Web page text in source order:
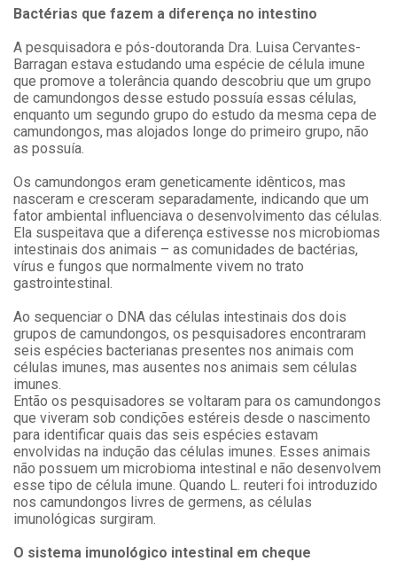
Bactérias que fazem a diferença no intestino
A pesquisadora e pós-doutoranda Dra. Luisa Cervantes-
Barragan estava estudando uma espécie de célula imune
que promove a tolerância quando descobriu que um grupo
de camundongos desse estudo possuía essas células,
enquanto um segundo grupo do estudo da mesma cepa de
camundongos, mas alojados longe do primeiro grupo, não
as possuía.
Os camundongos eram geneticamente idênticos, mas
nasceram e cresceram separadamente, indicando que um
fator ambiental influenciava o desenvolvimento das células.
Ela suspeitava que a diferença estivesse nos microbiomas
intestinais dos animais – as comunidades de bactérias,
vírus e fungos que normalmente vivem no trato
gastrointestinal.
Ao sequenciar o DNA das células intestinais dos dois
grupos de camundongos, os pesquisadores encontraram
seis espécies bacterianas presentes nos animais com
células imunes, mas ausentes nos animais sem células
imunes.
Então os pesquisadores se voltaram para os camundongos
que viveram sob condições estéreis desde o nascimento
para identificar quais das seis espécies estavam
envolvidas na indução das células imunes. Esses animais
não possuem um microbioma intestinal e não desenvolvem
esse tipo de célula imune. Quando L. reuteri foi introduzido
nos camundongos livres de germens, as células
imunológicas surgiram.
O sistema imunológico intestinal em cheque